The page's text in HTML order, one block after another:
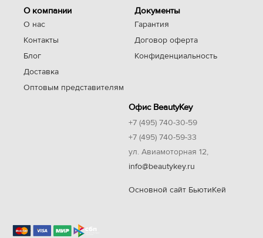
О компании
О нас
Контакты
Блог
Доставка
Оптовым представителям
Документы
Гарантия
Договор оферта
Конфиденциальность
Офис BeautyKey
+7 (495) 740-30-59
+7 (495) 740-59-33
ул. Авиамоторная 12,
info@beautykey.ru
Основной сайт БьютиКей